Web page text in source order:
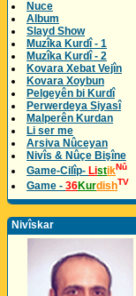
Nuce
Album
Slayd Show
Muzîka Kurdî - 1
Muzîka Kurdî - 2
Kovara Xebat Vejîn
Kovara Xoybun
Pelgeyên bi Kurdî
Perwerdeya Siyasî
Malperên Kurdan
Li ser me
Arsiva Nûceyan
Nivîs & Nûçe Bişîne
Game-Cilîp- ListikNû
Game - 36KurdishTV
Nivîskar